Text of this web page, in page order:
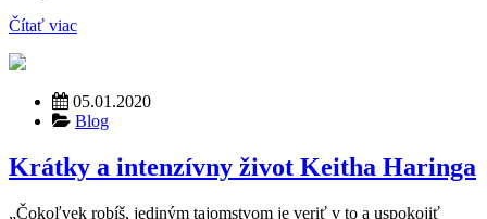
Čítať viac
05.01.2020
Blog
Krátky a intenzívny život Keitha Haringa
„Čokoľvek robíš, jediným tajomstvom je veriť v to a uspokojiť